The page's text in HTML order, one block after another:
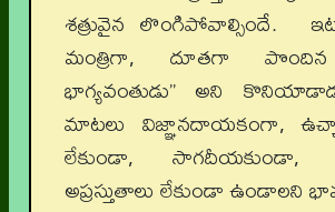
శత్రువైన లొంగిపోవాల్సిందే.
మంత్రిగా, దూతగా పొందిన
భాగ్యవంతుడు’’ అని
మాటలు విజ్ఞానదాయకంగా,
లేకుండా, సాగదీయకుండా,
అప్రస్తుతాలు లేకుండా ఉండాలని